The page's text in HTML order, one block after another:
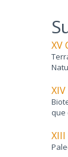
XV
XIV
que
XIII